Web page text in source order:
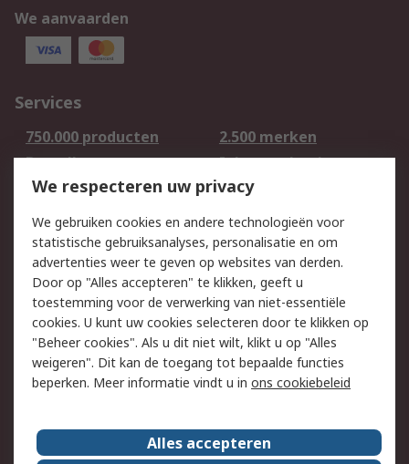
We aanvaarden
Services
750.000 producten
2.500 merken
Bestellen
Inkoopoplossingen
Retouren
Technisch advies
Track & Trace
Wettelijk
Cookiebeleid
Email veiligheid
Privacybeleid -
Bijgewerkt
Websitevoorwaarden
Algemene
verkoopvoorwaarden
Over RS
We respecteren uw privacy
We gebruiken cookies en andere technologieën voor
statistische gebruiksanalyses, personalisatie en om
advertenties weer te geven op websites van derden.
Door op "Alles accepteren" te klikken, geeft u
toestemming voor de verwerking van niet-essentiële
cookies. U kunt uw cookies selecteren door te klikken op
"Beheer cookies". Als u dit niet wilt, klikt u op "Alles
weigeren". Dit kan de toegang tot bepaalde functies
beperken. Meer informatie vindt u in ons cookiebeleid
Alles accepteren